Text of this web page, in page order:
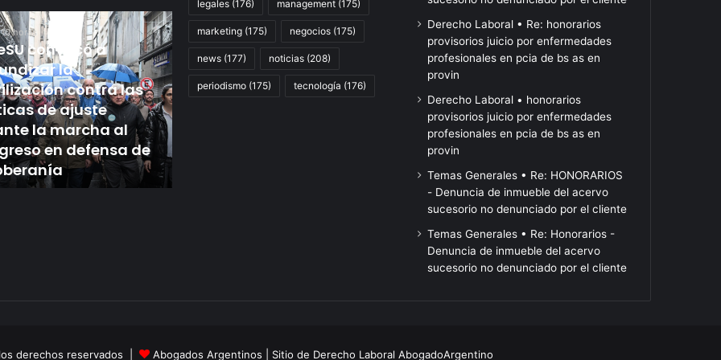
horas
convocó a
la
contra las
de ajuste
la marcha al
en defensa de
Según
un
relevamiento
IDEA,
ocho
de
10
creen
Según un relevamiento de
Gurúes
recortaron
crecimiento
Hace 12 horas
una inflación menor al
30% en 2026, pero
recortaron el crecimiento
al 2,7%
semana
fábrica
en
del
Fuego,
BGH
24
trabajadores
Una semana
24
legales (176) management (175)
marketing (175) negocios (175)
news (177) noticias (208)
periodismo (175) tecnología (176)
Derecho Laboral • Re: honorarios
provisorios juicio por enfermedades
profesionales en pcia de bs as en
provin
Derecho Laboral • honorarios
provisorios juicio por enfermedades
profesionales en pcia de bs as en
provin
Temas Generales • Re: HONORARIOS
- Denuncia de inmueble del acervo
sucesorio no denunciado por el cliente
Temas Generales • Re: Honorarios -
Denuncia de inmueble del acervo
sucesorio no denunciado por el cliente
derechos reservados | Abogados Argentinos | Sitio de Derecho Laboral AbogadoArgentino